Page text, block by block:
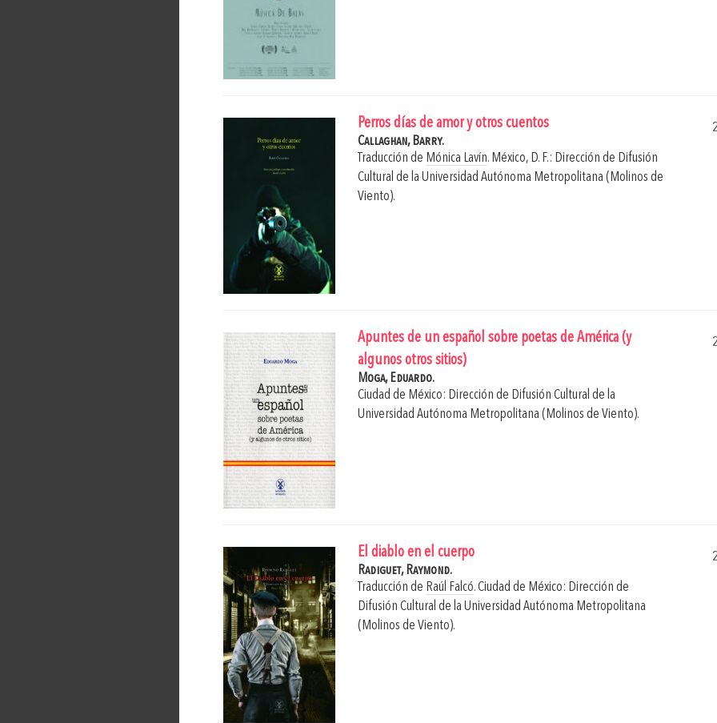
Perros días de amor y otros cuentos
Callaghan, Barry.
Traducción de Mónica Lavín. México, D. F.: Dirección de Difusión
Cultural de la Universidad Autónoma Metropolitana (Molinos de
Viento).
Apuntes de un español sobre poetas de América (y
algunos otros sitios)
Moga, Eduardo.
Ciudad de México: Dirección de Difusión Cultural de la
Universidad Autónoma Metropolitana (Molinos de Viento).
El diablo en el cuerpo
Radiguet, Raymond.
Traducción de Raúl Falcó.Ciudad de México: Dirección de
Difusión Cultural de la Universidad Autónoma Metropolitana
(Molinos de Viento).